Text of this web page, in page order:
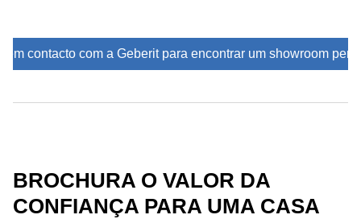
em contacto com a Geberit para encontrar um showroom
BROCHURA O VALOR DA
CONFIANÇA PARA UMA CASA